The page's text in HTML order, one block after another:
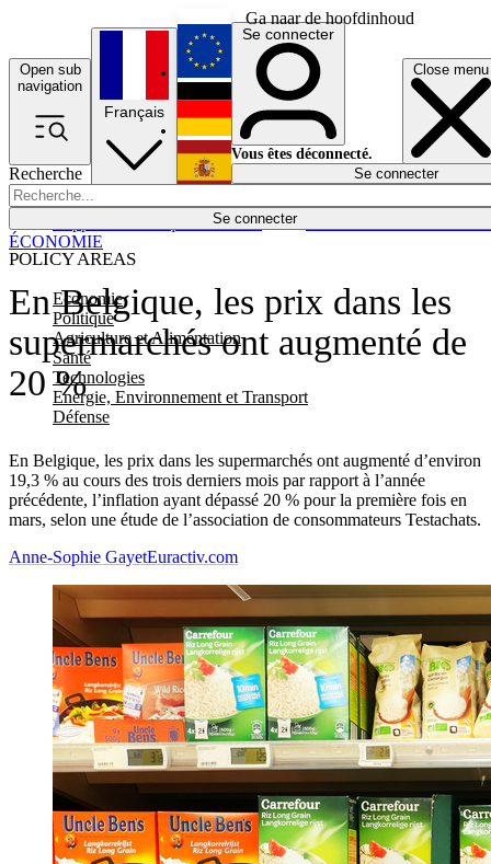
Ga naar de hoofdinhoud
Open sub
navigation
Close menu
Recherche
Se connecter
POLICY AREAS
Economie
Politique
Agriculture et Alimentation
Santé
Technologies
Energie, Environnement et Transport
Défense
Économie
Français
English
Deutsch
Español
Se connecter
Vous êtes déconnecté.
Se connecter
En Belgique, les prix dans les
supermarchés ont augmenté de
20 %
En Belgique, les prix dans les supermarchés ont augmenté d’environ
19,3 % au cours des trois derniers mois par rapport à l’année
précédente, l’inflation ayant dépassé 20 % pour la première fois en
mars, selon une étude de l’association de consommateurs Testachats.
ÉCONOMIE
Anne-Sophie GayetEuractiv.com